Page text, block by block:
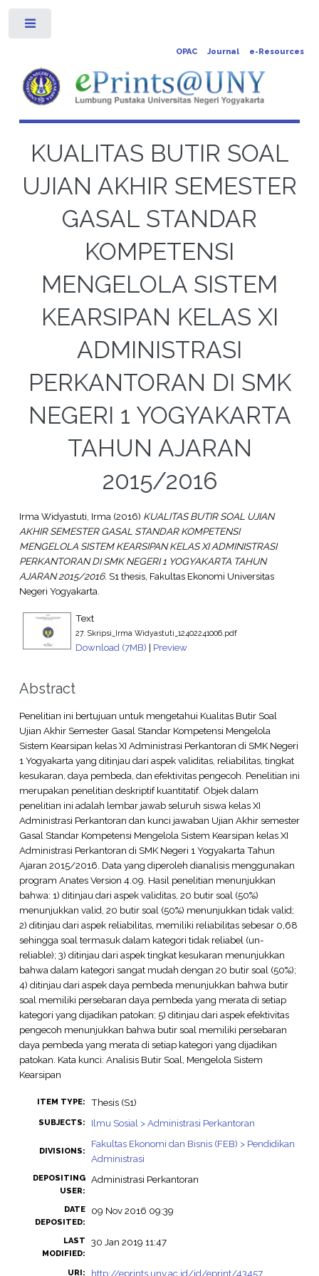
OPAC Journal e-Resources
KUALITAS BUTIR SOAL
UJIAN AKHIR SEMESTER
GASAL STANDAR
KOMPETENSI
MENGELOLA SISTEM
KEARSIPAN KELAS XI
ADMINISTRASI
PERKANTORAN DI SMK
NEGERI 1 YOGYAKARTA
TAHUN AJARAN
2015/2016
Irma Widyastuti, Irma(2016) KUALITAS BUTIR SOAL UJIAN
AKHIR SEMESTER GASAL STANDAR KOMPETENSI
MENGELOLA SISTEM KEARSIPAN KELAS XI ADMINISTRASI
PERKANTORAN DI SMK NEGERI 1 YOGYAKARTA TAHUN
AJARAN 2015/2016. S1 thesis, Fakultas Ekonomi Universitas
Negeri Yogyakarta.
Text
27. Skripsi_Irma Widyastuti_12402241006.pdf
Download (7MB) | Preview
Abstract
Penelitian ini bertujuan untuk mengetahui Kualitas Butir Soal
Ujian Akhir Semester Gasal Standar Kompetensi Mengelola
Sistem Kearsipan kelas XI Administrasi Perkantoran di SMK Negeri
1 Yogyakarta yang ditinjau dari aspek validitas, reliabilitas, tingkat
kesukaran, daya pembeda, dan efektivitas pengecoh. Penelitian ini
merupakan penelitian deskriptif kuantitatif. Objek dalam
penelitian ini adalah lembar jawab seluruh siswa kelas XI
Administrasi Perkantoran dan kunci jawaban Ujian Akhir semester
Gasal Standar Kompetensi Mengelola Sistem Kearsipan kelas XI
Administrasi Perkantoran di SMK Negeri 1 Yogyakarta Tahun
Ajaran 2015/2016. Data yang diperoleh dianalisis menggunakan
program Anates Version 4.09. Hasil penelitian menunjukkan
bahwa: 1) ditinjau dari aspek validitas, 20 butir soal (50%)
menunjukkan valid, 20 butir soal (50%) menunjukkan tidak valid;
2) ditinjau dari aspek reliabilitas, memiliki reliabilitas sebesar 0,68
sehingga soal termasuk dalam kategori tidak reliabel (un-
reliable); 3) ditinjau dari aspek tingkat kesukaran menunjukkan
bahwa dalam kategori sangat mudah dengan 20 butir soal (50%);
4) ditinjau dari aspek daya pembeda menunjukkan bahwa butir
soal memiliki persebaran daya pembeda yang merata di setiap
kategori yang dijadikan patokan; 5) ditinjau dari aspek efektivitas
pengecoh menunjukkan bahwa butir soal memiliki persebaran
daya pembeda yang merata di setiap kategori yang dijadikan
patokan. Kata kunci: Analisis Butir Soal, Mengelola Sistem
Kearsipan
ITEM TYPE: Thesis (S1)
SUBJECTS: Ilmu Sosial > Administrasi Perkantoran
DIVISIONS:
Fakultas Ekonomi dan Bisnis (FEB) > Pendidikan
Administrasi
DEPOSITING
USER:
Administrasi Perkantoran
DATE
DEPOSITED:
09 Nov 2016 09:39
LAST
MODIFIED:
30 Jan 2019 11:47
URI: http://eprints.uny.ac.id/id/eprint/43457